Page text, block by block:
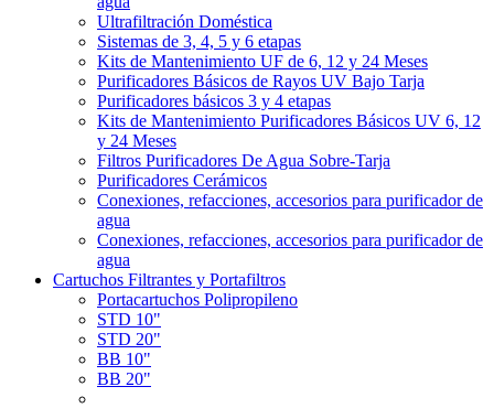
Ultrafiltración Doméstica
Sistemas de 3, 4, 5 y 6 etapas
Kits de Mantenimiento UF de 6, 12 y 24 Meses
Purificadores Básicos de Rayos UV Bajo Tarja
Purificadores básicos 3 y 4 etapas
Kits de Mantenimiento Purificadores Básicos UV 6, 12
y 24 Meses
Filtros Purificadores De Agua Sobre-Tarja
Purificadores Cerámicos
Conexiones, refacciones, accesorios para purificador de
agua
Conexiones, refacciones, accesorios para purificador de
agua
Cartuchos Filtrantes y Portafiltros
Portacartuchos Polipropileno
STD 10"
STD 20"
BB 10"
BB 20"